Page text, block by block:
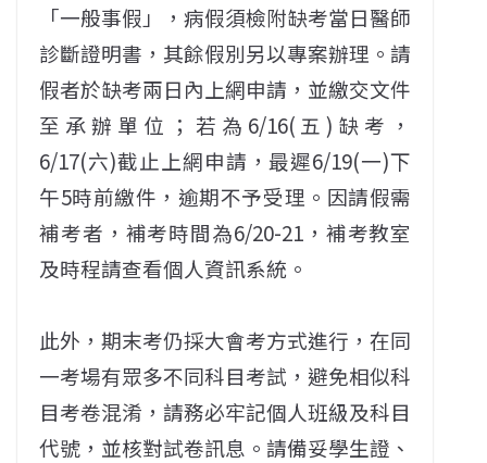
「一般事假」，病假須檢附缺考當日醫師
診斷證明書，其餘假別另以專案辦理。請
假者於缺考兩日內上網申請，並繳交文件
至承辦單位；若為6/16(五)缺考，
6/17(六)截止上網申請，最遲6/19(一)下
午5時前繳件，逾期不予受理。因請假需
補考者，補考時間為6/20-21，補考教室
及時程請查看個人資訊系統。
此外，期末考仍採大會考方式進行，在同
一考場有眾多不同科目考試，避免相似科
目考卷混淆，請務必牢記個人班級及科目
代號，並核對試卷訊息。請備妥學生證、